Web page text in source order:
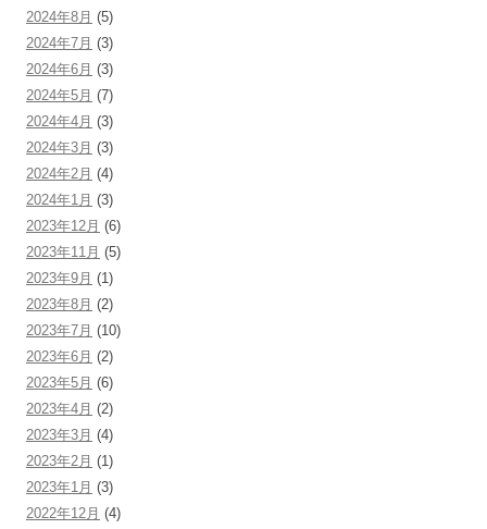
2024年8月 (5)
2024年7月 (3)
2024年6月 (3)
2024年5月 (7)
2024年4月 (3)
2024年3月 (3)
2024年2月 (4)
2024年1月 (3)
2023年12月 (6)
2023年11月 (5)
2023年9月 (1)
2023年8月 (2)
2023年7月 (10)
2023年6月 (2)
2023年5月 (6)
2023年4月 (2)
2023年3月 (4)
2023年2月 (1)
2023年1月 (3)
2022年12月 (4)